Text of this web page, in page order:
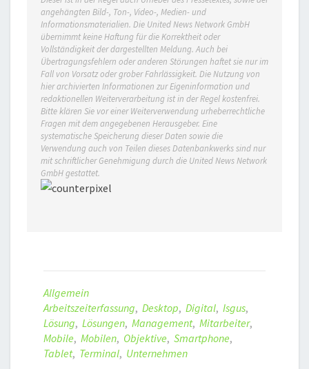
angehängten Bild-, Ton-, Video-, Medien- und
Informationsmaterialien. Die United News Network GmbH
übernimmt keine Haftung für die Korrektheit oder
Vollständigkeit der dargestellten Meldung. Auch bei
Übertragungsfehlern oder anderen Störungen haftet sie nur im
Fall von Vorsatz oder grober Fahrlässigkeit. Die Nutzung von
hier archivierten Informationen zur Eigeninformation und
redaktionellen Weiterverarbeitung ist in der Regel kostenfrei.
Bitte klären Sie vor einer Weiterverwendung urheberrechtliche
Fragen mit dem angegebenen Herausgeber. Eine
systematische Speicherung dieser Daten sowie die
Verwendung auch von Teilen dieses Datenbankwerks sind nur
mit schriftlicher Genehmigung durch die United News Network
GmbH gestattet.
Allgemein
Arbeitszeiterfassung, Desktop, Digital, Isgus,
Lösung, Lösungen, Management, Mitarbeiter,
Mobile, Mobilen, Objektive, Smartphone,
Tablet, Terminal, Unternehmen